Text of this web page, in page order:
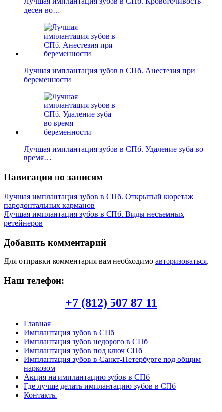
десен во…
Лучшая имплантация зубов в СПб. Анестезия при
беременности
Лучшая имплантация зубов в СПб. Удаление зуба во
время…
Навигация по записям
Лучшая имплантация зубов в СПб. Открытый кюретаж
пародонтальных карманов
Лучшая имплантация зубов в СПб. Виды несъемных
ретейнеров
Добавить комментарий
Для отправки комментария вам необходимо авторизоваться.
Наш телефон:
+7 (812) 507 87 11
Главная
Имплантация зубов в СПб
Имплантация зубов недорого в СПб
Имплантация зубов под ключ СПб
Имплантация зубов в Санкт-Петербурге под общим
наркозом
Акция на имплантацию зубов в СПб
Где лучше делать имплантацию зубов в СПб
Контакты